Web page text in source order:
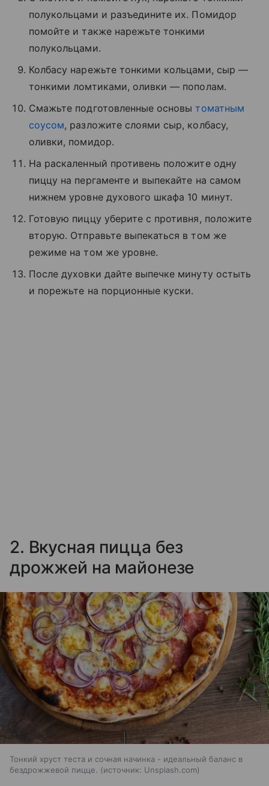
полукольцами и разъедините их. Помидор
помойте и также нарежьте тонкими
полукольцами.
Колбасу нарежьте тонкими кольцами, сыр —
тонкими ломтиками, оливки — пополам.
Смажьте подготовленные основытоматным
соусом, разложите слоями сыр, колбасу,
оливки, помидор.
На раскаленный противень положите одну
пиццу на пергаменте и выпекайте на самом
нижнем уровне духового шкафа 10 минут.
Готовую пиццу уберите с противня, положите
вторую. Отправьте выпекаться в том же
режиме на том же уровне.
После духовки дайте выпечке минуту остыть
и порежьте на порционные куски.
2. Вкусная пицца без
дрожжей на майонезе
Тонкий хруст теста и сочная начинка - идеальный баланс в
бездрожжевой пицце.
источник: Unsplash.com